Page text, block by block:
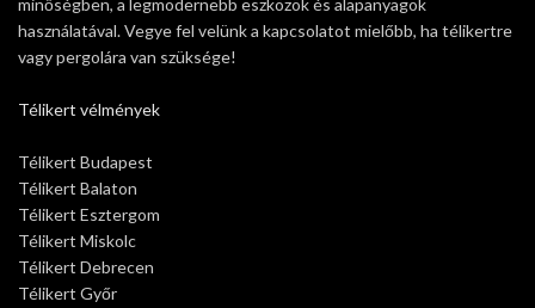
minőségben, a legmodernebb eszközök és alapanyagok
használatával. Vegye fel velünk a kapcsolatot mielőbb, ha télikertre
vagy pergolára van szüksége!
Télikert vélmények
Télikert Budapest
Télikert Balaton
Télikert Esztergom
Télikert Miskolc
Télikert Debrecen
Télikert Győr